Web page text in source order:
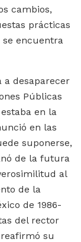
cambios,
prácticas
encuentra
a desaparecer
Públicas
en la
en las
suponerse,
de la futura
al
de la
de 1986-
del rector
su